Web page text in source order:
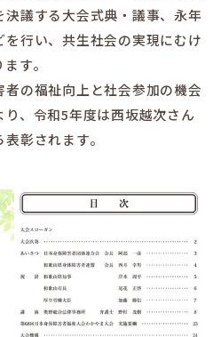
議する大会式典・議事、永年
行い、共生社会の実現にむけ
す。
の福祉向上と社会参加の機会
、令和5年度は西坂越次さん
彰されます。